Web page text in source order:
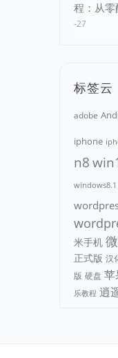
程：从零
-27
标签云
adobe
iphone
n8
windows8.1
米手机
正式版 汉
版 硬盘 苹
乐教程 逍